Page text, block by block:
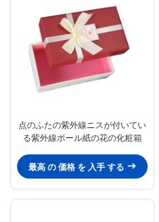
点のふたの紫外線ニスが付いてい
る紫外線ボール紙の花の化粧箱
最高 の 価格 を 入手 する